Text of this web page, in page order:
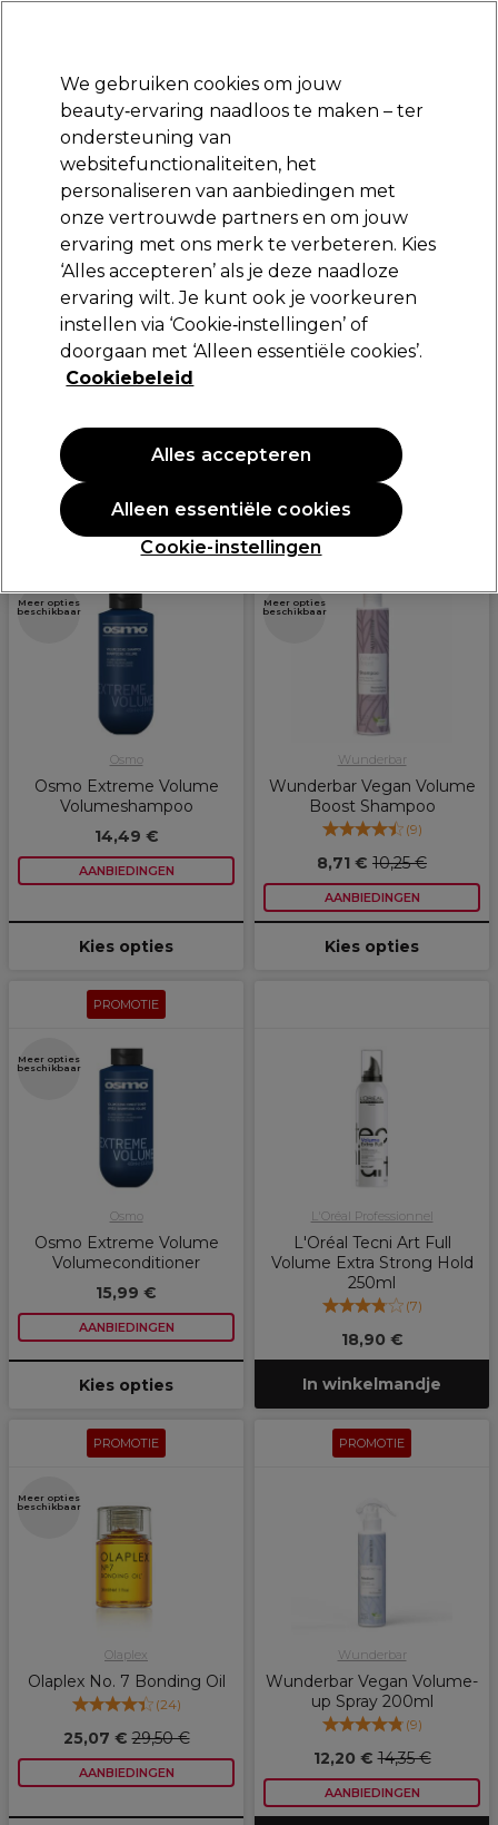
Aanmelden
Merken Deals Haar Elektra
maandag t/m vrijdag
Gratis
Haar Haartypen en -condities Fijn haar
Fijn haar
Geef fijn haar meer volume en body met lichtgewicht formules
die het niet verzwaren.
Filters
PROMOTIE
Meer opties
beschikbaar
Osmo
Osmo Extreme Volume
Volumeshampoo
14,49 €
AANBIEDINGEN
Kies opties
Meer opties
beschikbaar
Wunderbar
Wunderbar Vegan Volume
Boost Shampoo
(9)
8,71 € 10,25 €
AANBIEDINGEN
Kies opties
PROMOTIE
Meer opties
beschikbaar
Osmo
Osmo Extreme Volume
Volumeconditioner
15,99 €
AANBIEDINGEN
Kies opties
L'Oréal Professionnel
L'Oréal Tecni Art Full
Volume Extra Strong Hold
250ml
(7)
18,90 €
In winkelmandje
PROMOTIE
Meer opties
beschikbaar
Olaplex
Olaplex No. 7 Bonding Oil
(24)
25,07 €29,50 €
AANBIEDINGEN
PROMOTIE
Wunderbar
Wunderbar Vegan Volume-
up Spray 200ml
(9)
12,20 €14,35 €
AANBIEDINGEN
We gebruiken cookies om jouw
beauty‑ervaring naadloos te maken – ter
ondersteuning van
websitefunctionaliteiten, het
personaliseren van aanbiedingen met
onze vertrouwde partners en om jouw
ervaring met ons merk te verbeteren. Kies
‘Alles accepteren’ als je deze naadloze
ervaring wilt. Je kunt ook je voorkeuren
instellen via ‘Cookie‑instellingen’ of
doorgaan met ‘Alleen essentiële cookies’.
Cookiebeleid
Cookie-instellingen
Alleen essentiële cookies
Alles accepteren